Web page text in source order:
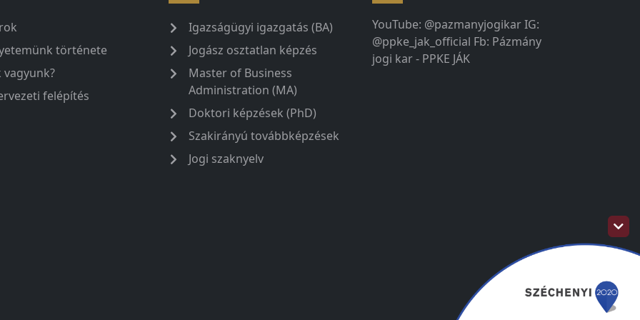
története
vagyunk?
felépítés
Igazságügyi igazgatás (BA)
Jogász osztatlan képzés
Master of Business
Administration (MA)
Doktori képzések (PhD)
Szakirányú továbbképzések
Jogi szaknyelv
YouTube: @pazmanyjogikar IG:
@ppke_jak_official Fb: Pázmány
jogi kar - PPKE JÁK